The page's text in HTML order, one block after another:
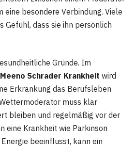
eine besondere Verbindung. Viele
Gefühl, dass sie ihn persönlich
Gründe. Im
Meeno Schrader Krankheit wird
Erkrankung das Berufsleben
muss klar
bleiben und regelmäßig vor der
eine Krankheit wie Parkinson
beeinflusst, kann ein